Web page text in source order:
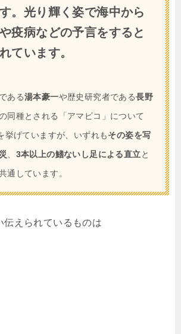
。光り輝く姿で海中から
疫病などの予言をすると
ています。
ある湯本豪一や歴史研究者である長野
同種とされる「アマビコ」について
挙げていますが、いずれもその姿を写
3本以上の鰭ないし足による直立と
通しています。
伝えられているものは